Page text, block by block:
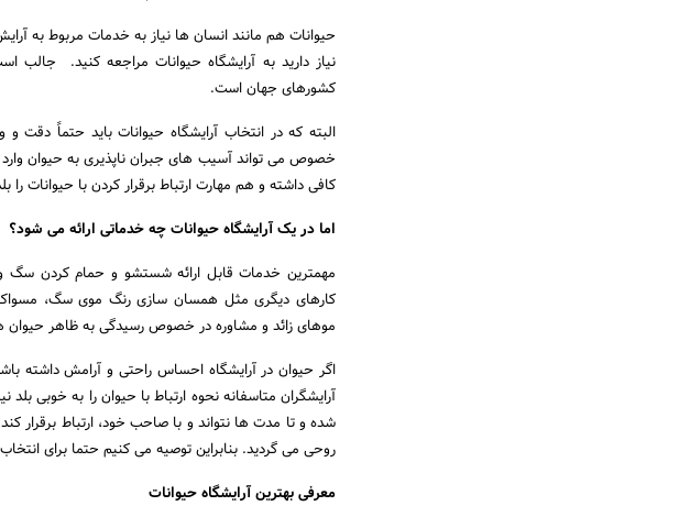
حیوانات هم مانند انسان ها نیاز به خدمات مربوط به
نیاز دارید به آرایشگاه حیوانات مراجعه کنید.
کشورهای جهان است.
البته که در انتخاب آرایشگاه حیوانات باید حتماً
خصوص می تواند آسیب های جبران ناپذیری به حیوان وارد
کافی داشته و هم مهارت ارتباط برقرار کردن با حیوانات را
اما در یک آرایشگاه حیوانات چه خدماتی ارائه می شود؟
مهمترین خدمات قابل ارائه شستشو و حمام کردن سگ
کارهای دیگری مثل همسان سازی رنگ موی سگ، مسواک
موهای زائد و مشاوره در خصوص رسیدگی به ظاهر حیوان
اگر حیوان در آرایشگاه احساس راحتی و آرامش داشته
آرایشگران متاسفانه نحوه ارتباط با حیوان را به خوبی
شده و تا مدت ها نتواند و با صاحب خود، ارتباط
روحی می گردید. بنابراین توصیه می کنیم حتما برای
معرفی بهترین آرایشگاه حیوانات